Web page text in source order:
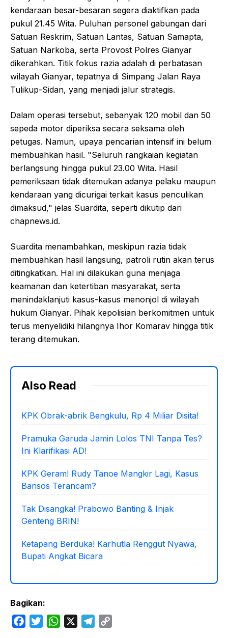
kendaraan besar-besaran segera diaktifkan pada
pukul 21.45 Wita. Puluhan personel gabungan dari
Satuan Reskrim, Satuan Lantas, Satuan Samapta,
Satuan Narkoba, serta Provost Polres Gianyar
dikerahkan. Titik fokus razia adalah di perbatasan
wilayah Gianyar, tepatnya di Simpang Jalan Raya
Tulikup-Sidan, yang menjadi jalur strategis.
Dalam operasi tersebut, sebanyak 120 mobil dan 50
sepeda motor diperiksa secara seksama oleh
petugas. Namun, upaya pencarian intensif ini belum
membuahkan hasil. "Seluruh rangkaian kegiatan
berlangsung hingga pukul 23.00 Wita. Hasil
pemeriksaan tidak ditemukan adanya pelaku maupun
kendaraan yang dicurigai terkait kasus penculikan
dimaksud," jelas Suardita, seperti dikutip dari
chapnews.id.
Suardita menambahkan, meskipun razia tidak
membuahkan hasil langsung, patroli rutin akan terus
ditingkatkan. Hal ini dilakukan guna menjaga
keamanan dan ketertiban masyarakat, serta
menindaklanjuti kasus-kasus menonjol di wilayah
hukum Gianyar. Pihak kepolisian berkomitmen untuk
terus menyelidiki hilangnya Ihor Komarav hingga titik
terang ditemukan.
Also Read
KPK Obrak-abrik Bengkulu, Rp 4 Miliar Disita!
Pramuka Garuda Jamin Lolos TNI Tanpa Tes?
Ini Klarifikasi AD!
KPK Geram! Rudy Tanoe Mangkir Lagi, Kasus
Bansos Terancam?
Tak Disangka! Prabowo Banting & Injak
Genteng BRIN!
Ketapang Berduka! Karhutla Renggut Nyawa,
Bupati Angkat Bicara
Bagikan:
W